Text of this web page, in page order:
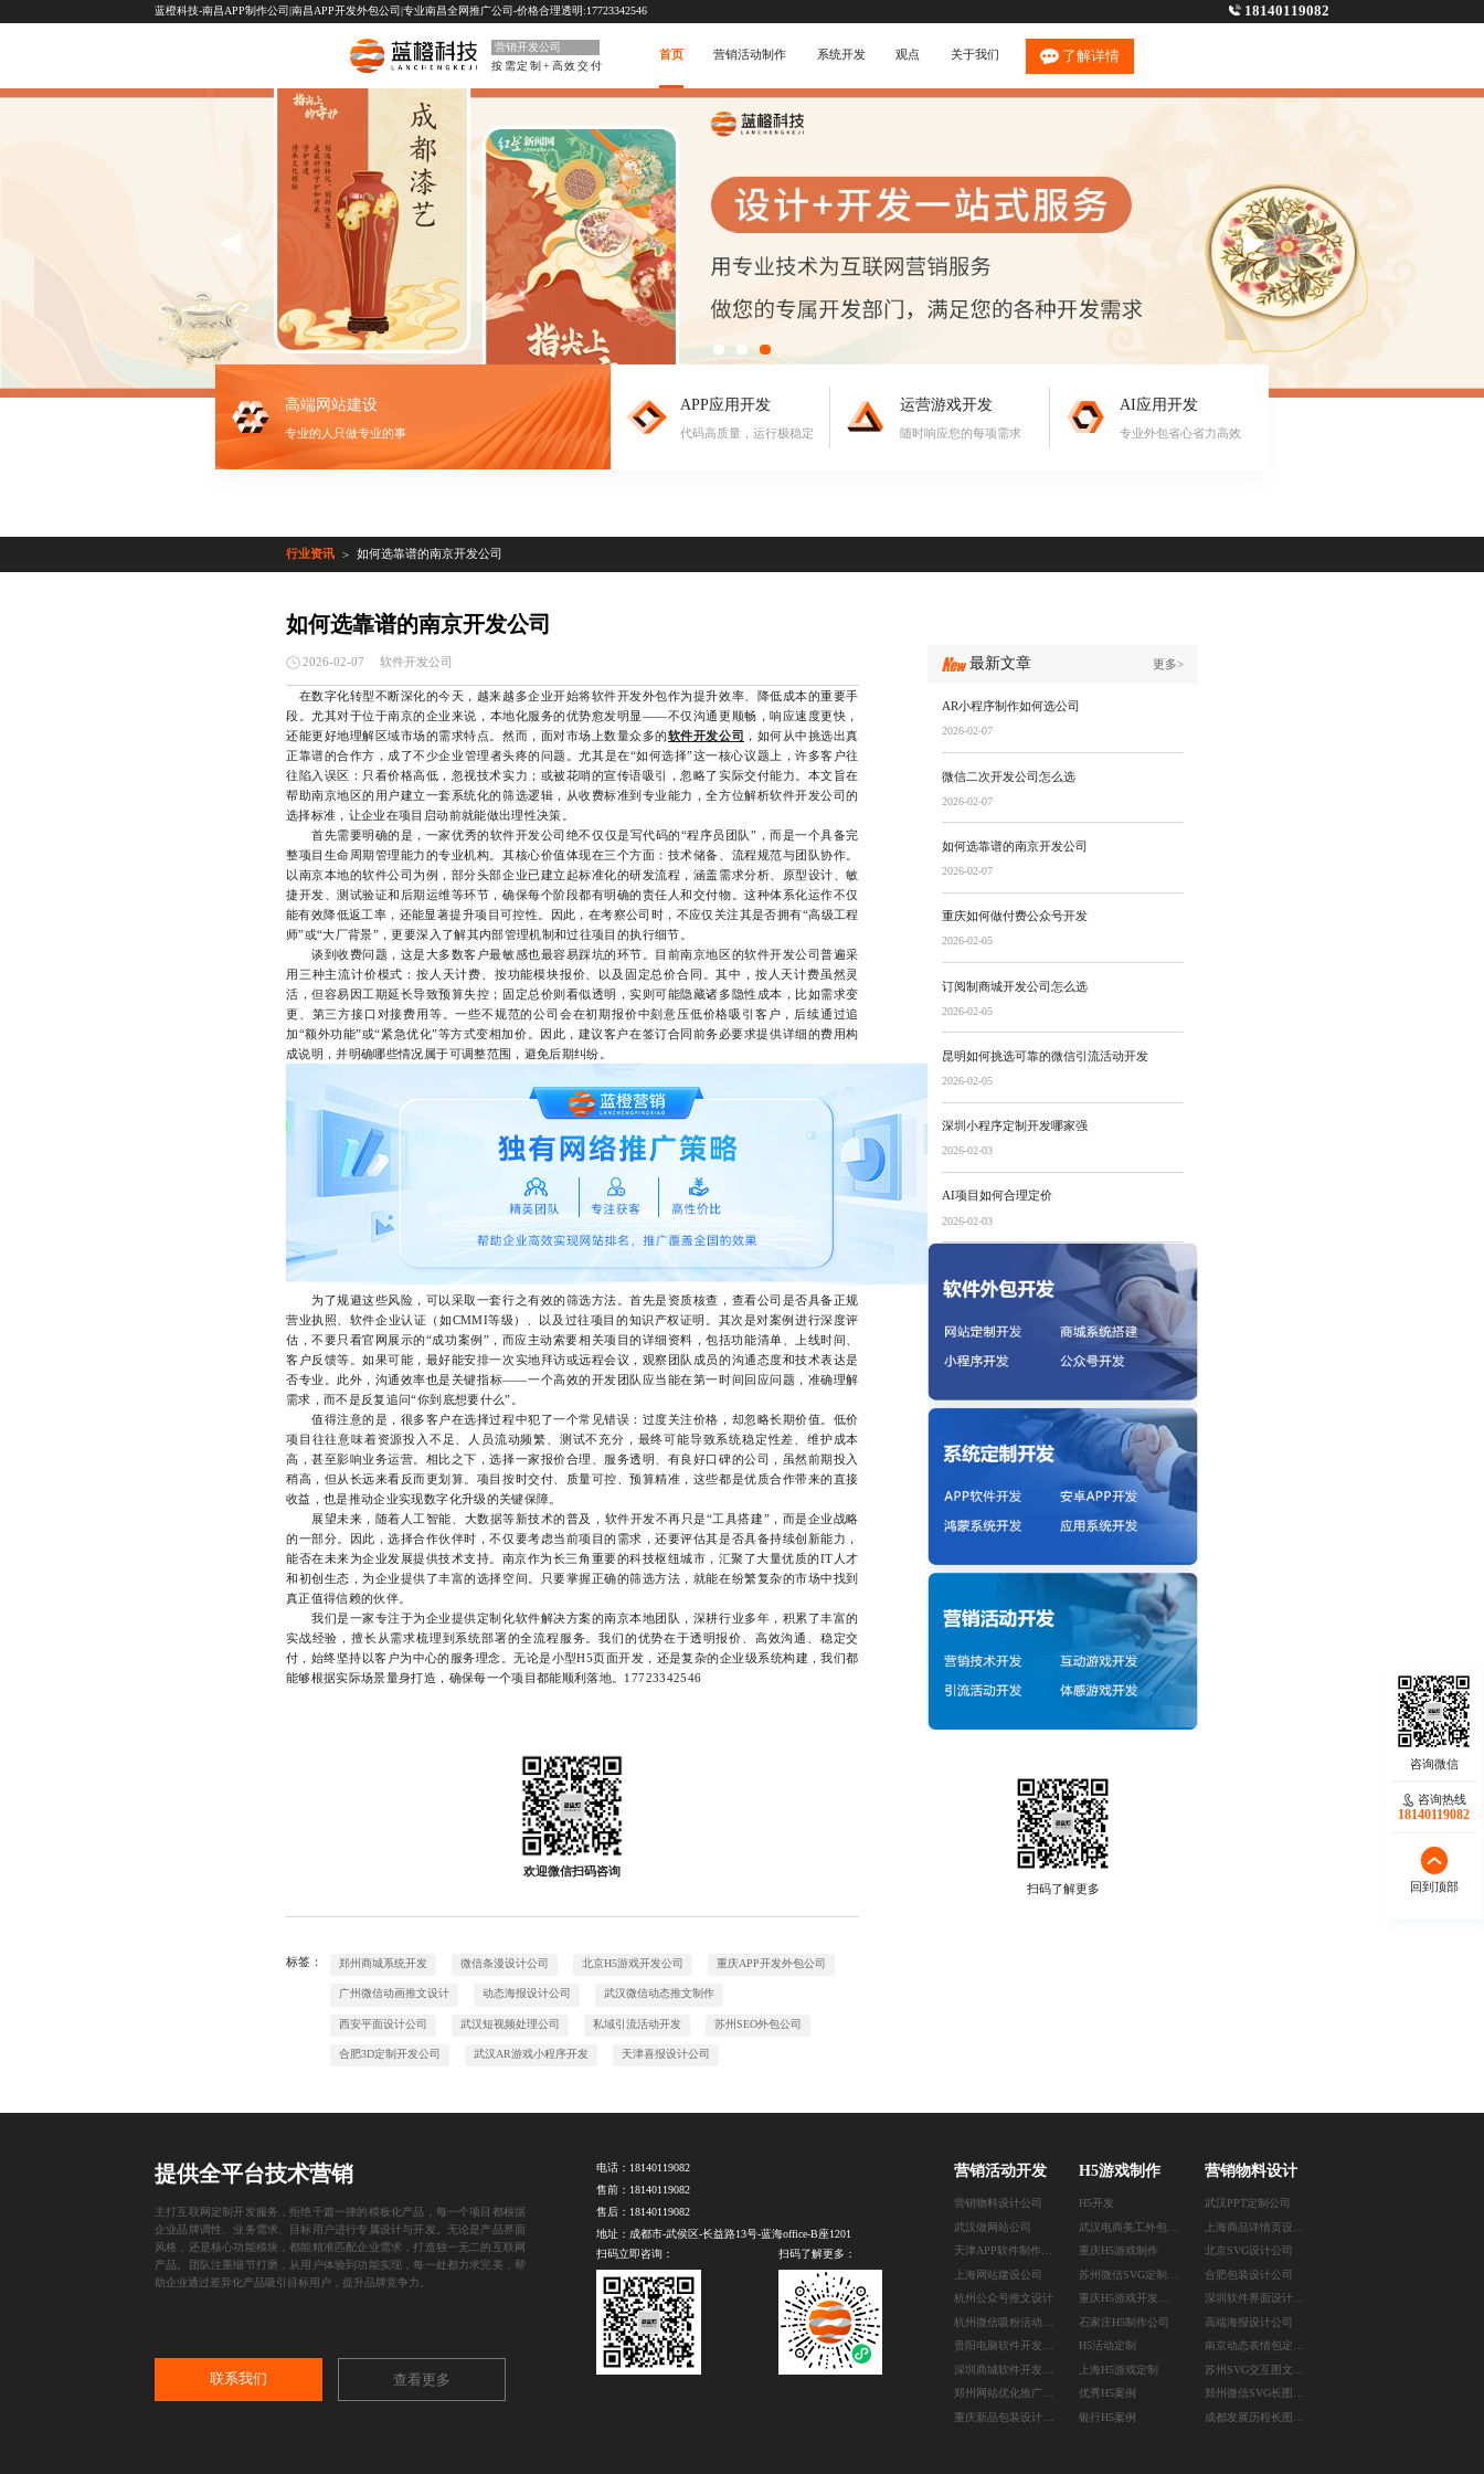
蓝橙科技-南昌APP制作公司|南昌APP开发外包公司|专业南昌全网推广公司-价格合理透明:17723342546 18140119082
营销开发公司
按需定制+高效交付
首页 营销活动制作 系统开发 观点 关于我们 了解详情
高端网站建设
专业的人只做专业的事
APP应用开发
代码高质量，运行极稳定
运营游戏开发
随时响应您的每项需求
AI应用开发
专业外包省心省力高效
行业资讯 > 如何选靠谱的南京开发公司
如何选靠谱的南京开发公司
2026-02-07 软件开发公司
在数字化转型不断深化的今天，越来越多企业开始将软件开发外包作为提升效率、降低成本的重要手
段。尤其对于位于南京的企业来说，本地化服务的优势愈发明显——不仅沟通更顺畅，响应速度更快，
还能更好地理解区域市场的需求特点。然而，面对市场上数量众多的软件开发公司 ，如何从中挑选出真
正靠谱的合作方，成了不少企业管理者头疼的问题。尤其是在“如何选择”这一核心议题上，许多客户往
往陷入误区：只看价格高低，忽视技术实力；或被花哨的宣传语吸引，忽略了实际交付能力。本文旨在
帮助南京地区的用户建立一套系统化的筛选逻辑，从收费标准到专业能力，全方位解析软件开发公司的
选择标准，让企业在项目启动前就能做出理性决策。
首先需要明确的是，一家优秀的软件开发公司绝不仅仅是写代码的“程序员团队”，而是一个具备完
整项目生命周期管理能力的专业机构。其核心价值体现在三个方面：技术储备、流程规范与团队协作。
以南京本地的软件公司为例，部分头部企业已建立起标准化的研发流程，涵盖需求分析、原型设计、敏
捷开发、测试验证和后期运维等环节，确保每个阶段都有明确的责任人和交付物。这种体系化运作不仅
能有效降低返工率，还能显著提升项目可控性。因此，在考察公司时，不应仅关注其是否拥有“高级工程
师”或“大厂背景”，更要深入了解其内部管理机制和过往项目的执行细节。
谈到收费问题，这是大多数客户最敏感也最容易踩坑的环节。目前南京地区的软件开发公司普遍采
用三种主流计价模式：按人天计费、按功能模块报价、以及固定总价合同。其中，按人天计费虽然灵
活，但容易因工期延长导致预算失控；固定总价则看似透明，实则可能隐藏诸多隐性成本，比如需求变
更、第三方接口对接费用等。一些不规范的公司会在初期报价中刻意压低价格吸引客户，后续通过追
加“额外功能”或“紧急优化”等方式变相加价。因此，建议客户在签订合同前务必要求提供详细的费用构
成说明，并明确哪些情况属于可调整范围，避免后期纠纷。
为了规避这些风险，可以采取一套行之有效的筛选方法。首先是资质核查，查看公司是否具备正规
营业执照、软件企业认证（如CMMI等级）、以及过往项目的知识产权证明。其次是对案例进行深度评
估，不要只看官网展示的“成功案例”，而应主动索要相关项目的详细资料，包括功能清单、上线时间、
客户反馈等。如果可能，最好能安排一次实地拜访或远程会议，观察团队成员的沟通态度和技术表达是
否专业。此外，沟通效率也是关键指标——一个高效的开发团队应当能在第一时间回应问题，准确理解
需求，而不是反复追问“你到底想要什么”。
值得注意的是，很多客户在选择过程中犯了一个常见错误：过度关注价格，却忽略长期价值。低价
项目往往意味着资源投入不足、人员流动频繁、测试不充分，最终可能导致系统稳定性差、维护成本
高，甚至影响业务运营。相比之下，选择一家报价合理、服务透明、有良好口碑的公司，虽然前期投入
稍高，但从长远来看反而更划算。项目按时交付、质量可控、预算精准，这些都是优质合作带来的直接
收益，也是推动企业实现数字化升级的关键保障。
展望未来，随着人工智能、大数据等新技术的普及，软件开发不再只是“工具搭建”，而是企业战略
的一部分。因此，选择合作伙伴时，不仅要考虑当前项目的需求，还要评估其是否具备持续创新能力，
能否在未来为企业发展提供技术支持。南京作为长三角重要的科技枢纽城市，汇聚了大量优质的IT人才
和初创生态，为企业提供了丰富的选择空间。只要掌握正确的筛选方法，就能在纷繁复杂的市场中找到
真正值得信赖的伙伴。
我们是一家专注于为企业提供定制化软件解决方案的南京本地团队，深耕行业多年，积累了丰富的
实战经验，擅长从需求梳理到系统部署的全流程服务。我们的优势在于透明报价、高效沟通、稳定交
付，始终坚持以客户为中心的服务理念。无论是小型H5页面开发，还是复杂的企业级系统构建，我们都
能够根据实际场景量身打造，确保每一个项目都能顺利落地。17723342546
欢迎微信扫码咨询
标签： 郑州商城系统开发 微信条漫设计公司 北京H5游戏开发公司 重庆APP开发外包公司
广州微信动画推文设计 动态海报设计公司 武汉微信动态推文制作
西安平面设计公司 武汉短视频处理公司 私域引流活动开发 苏州SEO外包公司
合肥3D定制开发公司 武汉AR游戏小程序开发 天津喜报设计公司
最新文章 更多>
AR小程序制作如何选公司
2026-02-07
微信二次开发公司怎么选
2026-02-07
如何选靠谱的南京开发公司
2026-02-07
重庆如何做付费公众号开发
2026-02-05
订阅制商城开发公司怎么选
2026-02-05
昆明如何挑选可靠的微信引流活动开发
2026-02-05
深圳小程序定制开发哪家强
2026-02-03
AI项目如何合理定价
2026-02-03
扫码了解更多
咨询热线
18140119082
回到顶部
提供全平台技术营销
主打互联网定制开发服务，拒绝千篇一律的模板化产品，每一个项目都根据
企业品牌调性、业务需求、目标用户进行专属设计与开发。无论是产品界面
风格，还是核心功能模块，都能精准匹配企业需求，打造独一无二的互联网
产品。团队注重细节打磨，从用户体验到功能实现，每一处都力求完美，帮
助企业通过差异化产品吸引目标用户，提升品牌竞争力。
联系我们 查看更多
电话： 18140119082
售前： 18140119082
售后： 18140119082
地址：成都市-武侯区-长益路13号-蓝海office-B座1201
扫码立即咨询：
扫码了解更多：
营销活动开发
营销物料设计公司
武汉做网站公司
天津APP软件制作公司
上海网站建设公司
杭州公众号推文设计
贵阳电脑软件开发公司
郑州网站优化推广公司
重庆新品包装设计公司
H5游戏制作
H5开发
重庆H5游戏制作
重庆H5游戏开发公司
石家庄H5制作公司
H5活动定制
上海H5游戏定制
优秀H5案例
银行H5案例
营销物料设计
武汉PPT定制公司
北京SVG设计公司
合肥包装设计公司
深圳软件界面设计公司
高端海报设计公司
南京动态表情包定制公司
郑州微信SVG长图设计